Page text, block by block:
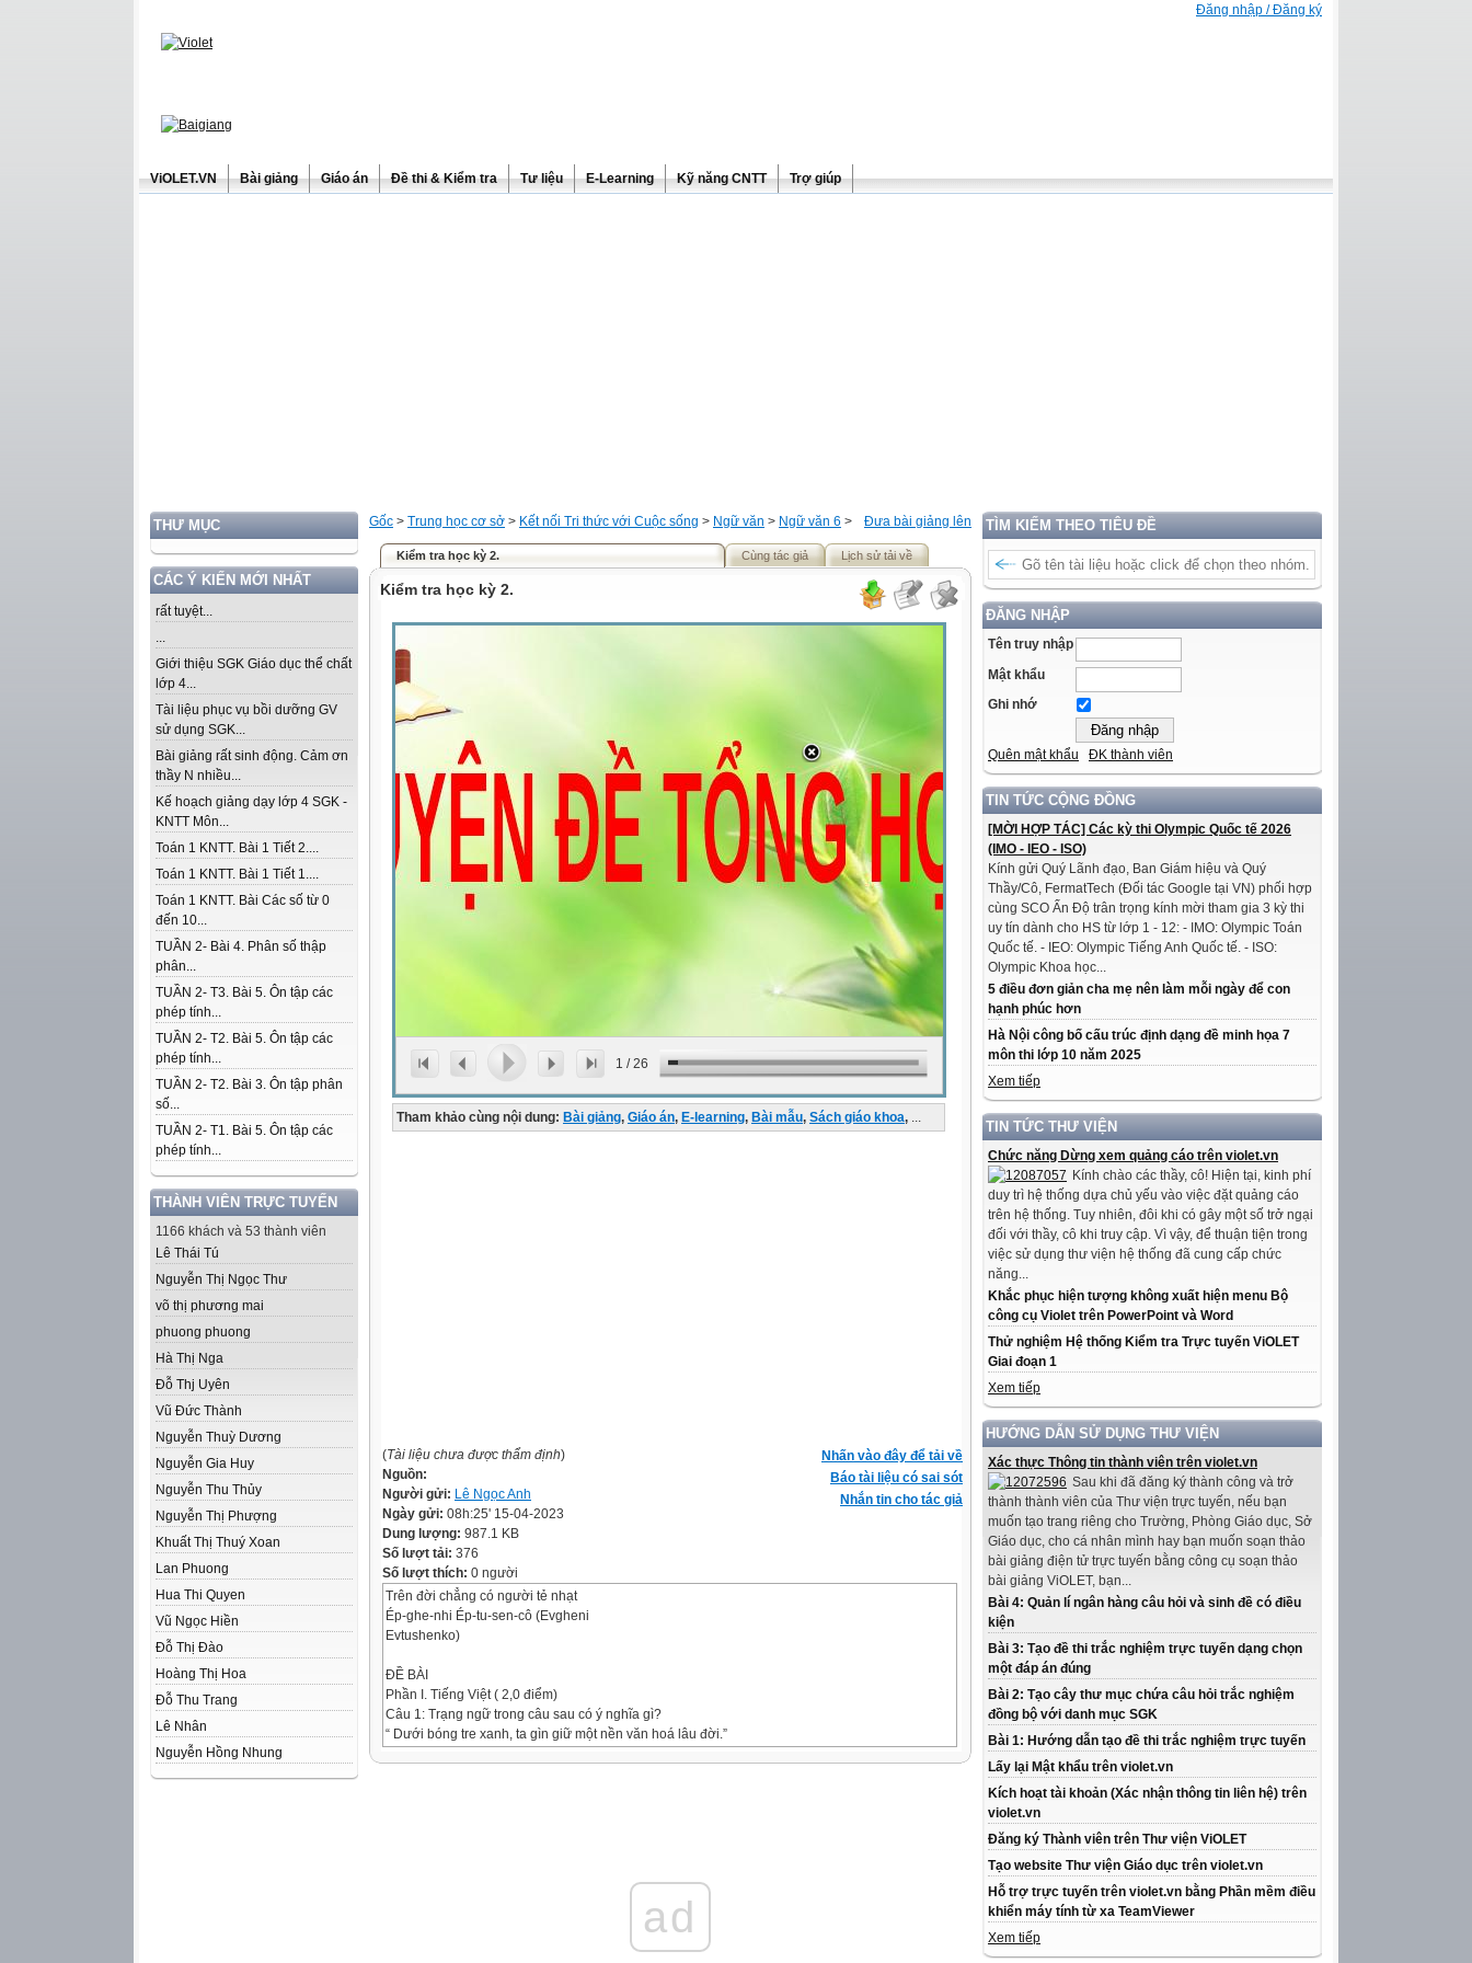
Đăng nhập / Đăng ký
ViOLET.VN Bài giảng Giáo án Đề thi & Kiểm tra Tư liệu E-Learning Kỹ năng CNTT Trợ giúp
THƯ MỤC
CÁC Ý KIẾN MỚI NHẤT
rất tuyệt...
...
Giới thiệu SGK Giáo dục thể chất
lớp 4...
Tài liệu phục vụ bồi dưỡng GV
sử dụng SGK...
Bài giảng rất sinh động. Cảm ơn
thầy N nhiều...
Kế hoạch giảng dạy lớp 4 SGK -
KNTT Môn...
Toán 1 KNTT. Bài 1 Tiết 2....
Toán 1 KNTT. Bài 1 Tiết 1....
Toán 1 KNTT. Bài Các số từ 0
đến 10...
TUẦN 2- Bài 4. Phân số thập
phân...
TUẦN 2- T3. Bài 5. Ôn tập các
phép tính...
TUẦN 2- T2. Bài 5. Ôn tập các
phép tính...
TUẦN 2- T2. Bài 3. Ôn tập phân
số...
TUẦN 2- T1. Bài 5. Ôn tập các
phép tính...
THÀNH VIÊN TRỰC TUYẾN
1166 khách và 53 thành viên
Lê Thái Tú
Nguyễn Thị Ngọc Thư
võ thị phương mai
phuong phuong
Hà Thị Nga
Đỗ Thj Uyên
Vũ Đức Thành
Nguyễn Thuỳ Dương
Nguyễn Gia Huy
Nguyễn Thu Thủy
Nguyễn Thị Phượng
Khuất Thị Thuý Xoan
Lan Phuong
Hua Thi Quyen
Vũ Ngọc Hiền
Đỗ Thị Đào
Hoàng Thị Hoa
Đỗ Thu Trang
Lê Nhân
Nguyễn Hồng Nhung
TÌM KIẾM THEO TIÊU ĐỀ
ĐĂNG NHẬP
Tên truy nhập
Mật khẩu
Ghi nhớ
Quên mật khẩu ĐK thành viên
TIN TỨC CỘNG ĐỒNG
[MỜI HỢP TÁC] Các kỳ thi Olympic Quốc tế 2026
(IMO - IEO - ISO)
Kính gửi Quý Lãnh đạo, Ban Giám hiệu và Quý
Thầy/Cô, FermatTech (Đối tác Google tại VN) phối hợp
cùng SCO Ấn Độ trân trọng kính mời tham gia 3 kỳ thi
uy tín dành cho HS từ lớp 1 - 12: - IMO: Olympic Toán
Quốc tế. - IEO: Olympic Tiếng Anh Quốc tế. - ISO:
Olympic Khoa học...
5 điều đơn giản cha mẹ nên làm mỗi ngày để con
hạnh phúc hơn
Hà Nội công bố cấu trúc định dạng đề minh họa 7
môn thi lớp 10 năm 2025
Xem tiếp
TIN TỨC THƯ VIỆN
Chức năng Dừng xem quảng cáo trên violet.vn
Kính chào các thầy, cô! Hiện tại, kinh phí
duy trì hệ thống dựa chủ yếu vào việc đặt quảng cáo
trên hệ thống. Tuy nhiên, đôi khi có gây một số trở ngại
đối với thầy, cô khi truy cập. Vì vậy, để thuận tiện trong
việc sử dụng thư viện hệ thống đã cung cấp chức
năng...
Khắc phục hiện tượng không xuất hiện menu Bộ
công cụ Violet trên PowerPoint và Word
Thử nghiệm Hệ thống Kiểm tra Trực tuyến ViOLET
Giai đoạn 1
Xem tiếp
HƯỚNG DẪN SỬ DỤNG THƯ VIỆN
Xác thực Thông tin thành viên trên violet.vn
Sau khi đã đăng ký thành công và trở
thành thành viên của Thư viện trực tuyến, nếu bạn
muốn tạo trang riêng cho Trường, Phòng Giáo dục, Sở
Giáo dục, cho cá nhân mình hay bạn muốn soạn thảo
bài giảng điện tử trực tuyến bằng công cụ soạn thảo
bài giảng ViOLET, bạn...
Bài 4: Quản lí ngân hàng câu hỏi và sinh đề có điều
kiện
Bài 3: Tạo đề thi trắc nghiệm trực tuyến dạng chọn
một đáp án đúng
Bài 2: Tạo cây thư mục chứa câu hỏi trắc nghiệm
đồng bộ với danh mục SGK
Bài 1: Hướng dẫn tạo đề thi trắc nghiệm trực tuyến
Lấy lại Mật khẩu trên violet.vn
Kích hoạt tài khoản (Xác nhận thông tin liên hệ) trên
violet.vn
Đăng ký Thành viên trên Thư viện ViOLET
Tạo website Thư viện Giáo dục trên violet.vn
Hỗ trợ trực tuyến trên violet.vn bằng Phần mềm điều
khiển máy tính từ xa TeamViewer
Xem tiếp
Đưa bài giảng lên
Gốc > Trung học cơ sở > Kết nối Tri thức với Cuộc sống > Ngữ văn > Ngữ văn 6 >
Kiểm tra học kỳ 2. Cùng tác giả Lịch sử tải về
Kiểm tra học kỳ 2.
1 /26
Tham khảo cùng nội dung: Bài giảng, Giáo án, E-learning, Bài mẫu, Sách giáo khoa, ...
Nhấn vào đây để tải về
Báo tài liệu có sai sót
Nhắn tin cho tác giả
(Tài liệu chưa được thẩm định)
Nguồn:
Người gửi: Lê Ngọc Anh
Ngày gửi: 08h:25' 15-04-2023
Dung lượng: 987.1 KB
Số lượt tải: 376
Số lượt thích: 0 người
Trên đời chẳng có người tẻ nhạt
Ép-ghe-nhi Ép-tu-sen-cô (Evgheni
Evtushenko)
ĐỀ BÀI
Phần I. Tiếng Việt ( 2,0 điểm)
Câu 1: Trạng ngữ trong câu sau có ý nghĩa gì?
“ Dưới bóng tre xanh, ta gìn giữ một nền văn hoá lâu đời.”
ad